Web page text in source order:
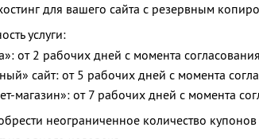
для вашего сайта с резервным
услуги:
от 2 рабочих дней с момента
сайт: от 5 рабочих дней с момента
магазин»: от 7 рабочих дней с момента
неограниченное количество